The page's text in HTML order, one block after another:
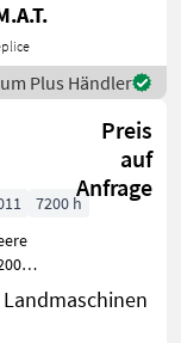
Plus Händler
Preis
auf
Anfrage
7200 h